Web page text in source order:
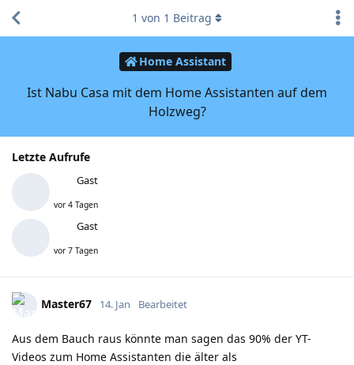
Home Assistant
Ist Nabu Casa mit dem Home Assistanten auf dem
Holzweg?
Letzte Aufrufe
Gast
vor 4 Tagen
Gast
vor 7 Tagen
1 von 1 Beitrag
Master67 14. Jan Bearbeitet
Aus dem Bauch raus könnte man sagen das 90% der YT-
Videos zum Home Assistanten die älter als